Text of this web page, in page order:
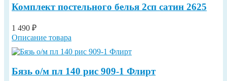
Комплект постельного белья 2сп сатин 2625
1 490 ₽
Описание товара
Бязь о/м пл 140 рис 909-1 Флирт